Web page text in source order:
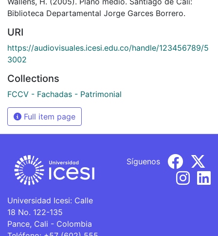
Biblioteca Departamental Jorge Garces Borrero.
URI
https://audiovisuales.icesi.edu.co/handle/123456789/5
3002
Collections
FCCV - Fachadas - Patrimonial
Full item page
Universidad Icesi: Calle
18 No. 122-135
Pance, Cali - Colombia
Síguenos